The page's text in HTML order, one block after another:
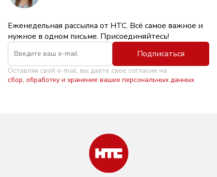
Еженедельная рассылка от НТС. Всё самое важное и
нужное в одном письме. Присоединяйтесь!
Подписаться
Оставляя свой e-mail, вы даете свое согласие на
сбор, обработку и хранение ваших персональных данных